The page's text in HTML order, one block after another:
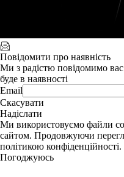
Повідомити про наявність
Ми з радістю повідомимо
буде в наявності
Email
Скасувати
Надіслати
Ми використовуємо файли
сайтом. Продовжуючи
політикою конфіденційності.
Погоджуюсь